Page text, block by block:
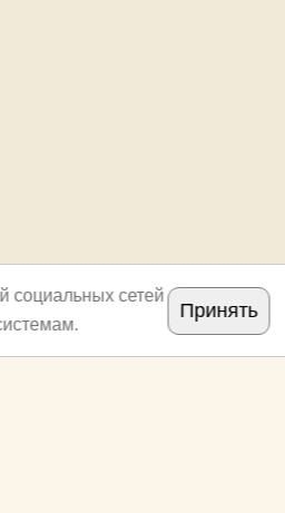
социальных сетей
Принять